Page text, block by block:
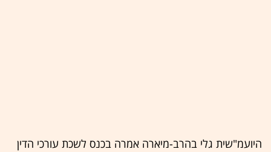
היועמ"שית גלי בהרב-מיארה אמרה בכנס לשכת עורכי הדין